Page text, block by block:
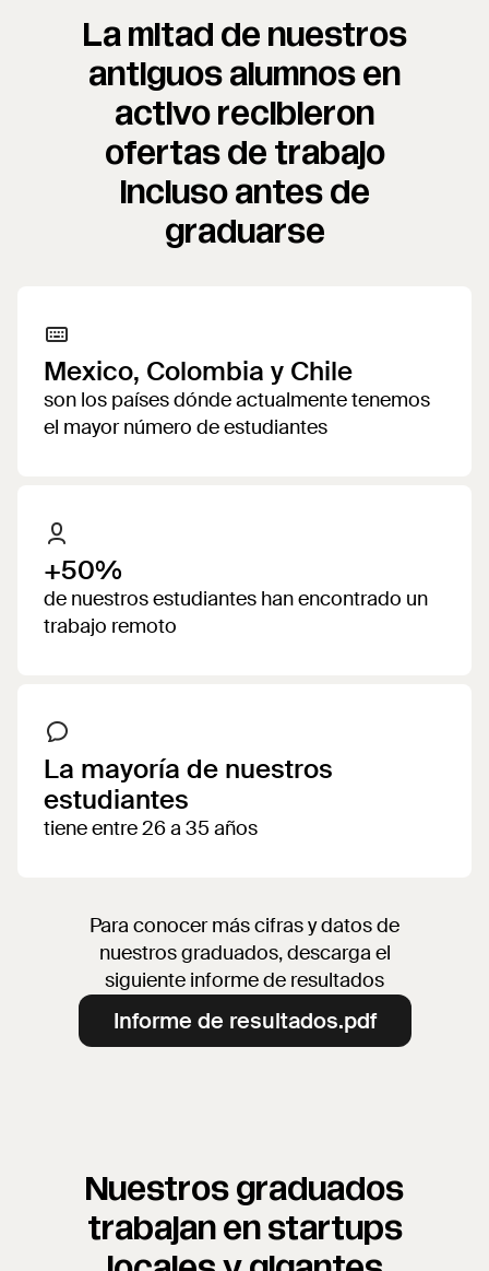
La mitad de nuestros
antiguos alumnos en
activo recibieron
ofertas de trabajo
incluso antes de
graduarse
Mexico, Colombia y Chile
son los países dónde actualmente tenemos
el mayor número de estudiantes
+50%
de nuestros estudiantes han encontrado un
trabajo remoto
La mayoría de nuestros
estudiantes
tiene entre 26 a 35 años
Para conocer más cifras y datos de
nuestros graduados, descarga el
siguiente informe de resultados
Informe de resultados.pdf
Nuestros graduados
trabajan en startups